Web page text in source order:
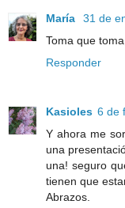
María
31 de
Toma que
Responder
Kasioles 6 de
Y ahora me
una
una! seguro
tienen que
Abrazos.